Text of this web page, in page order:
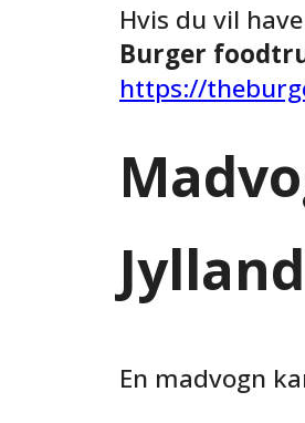
Hvis du vil
Burger
https://
Jylland
En madvogn